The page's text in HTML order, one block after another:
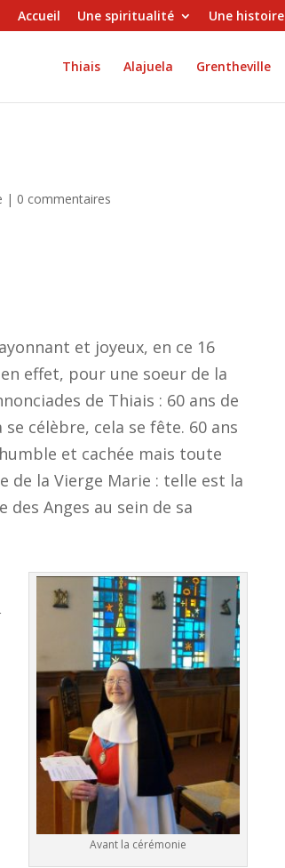
Accueil Une spiritualité Une histoire
Thiais Alajuela Grentheville
| 0 commentaires
et joyeux, en ce 16
effet, pour une soeur de la
de Thiais : 60 ans de
célèbre, cela se fête. 60 ans
et cachée mais toute
de la Vierge Marie : telle est la
des Anges au sein de sa
Avant la cérémonie